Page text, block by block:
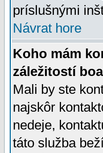
príslušnými
Návrat hore
Koho mám
záležitostí
Mali by ste
najskôr
nedeje,
táto služba